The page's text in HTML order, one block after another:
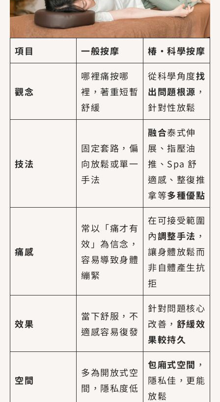
項目 一般按摩 椿·科學按摩
觀念
哪裡痛按哪
裡，著重短暫
舒緩
從科學角度找
出問題根源 ，
針對性放鬆
技法
固定套路，偏
向放鬆或單一
手法
融合泰式伸
展、指壓油
推、Spa 舒
適感、整復推
拿等多種優點
痛感
常以「痛才有
效」為信念，
容易導致身體
繃緊
在可接受範圍
內調整手法 ，
讓身體放鬆而
非自體產生抗
拒
效果
當下舒服，不
適感容易復發
針對問題核心
改善， 舒緩效
果較持久
空間
多為開放式空
間，隱私度低
包廂式空間 ，
隱私佳，更能
放鬆